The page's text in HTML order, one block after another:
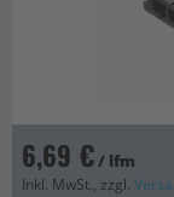
6,69 €/ lfm
Inkl. MwSt., zzgl.